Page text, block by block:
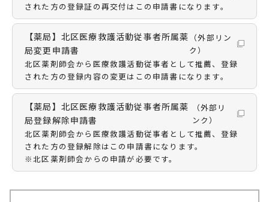
された方の登録証の再交付はこの申請書になります。
【薬局】北区医療救護活動従事者所属薬
局変更申請書
（外部リン
ク）
北区薬剤師会から医療救護活動従事者として推薦、登録
された方の登録内容の変更はこの申請書になります。
【薬局】北区医療救護活動従事者所属薬
局登録解除申請書
（外部リ
ンク）
北区薬剤師会から医療救護活動従事者として推薦、登録
された方の登録解除はこの申請書になります。
※北区薬剤師会からの申請が必要です。